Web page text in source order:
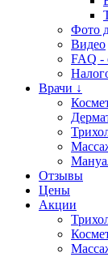
Фото
Видео
FAQ -
Врачи ↓
Отзывы
Цены
Акции